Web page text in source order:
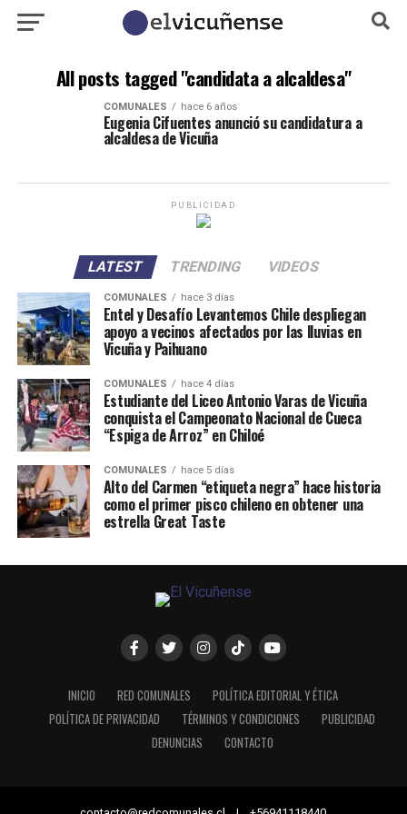
All posts tagged "candidata a alcaldesa"
COMUNALES hace 6 años
Eugenia Cifuentes anunció su candidatura a
alcaldesa de Vicuña
PUBLICIDAD
LATEST TRENDING VIDEOS
COMUNALES hace 3 días
Entel y Desafío Levantemos Chile despliegan
apoyo a vecinos afectados por las lluvias en
Vicuña y Paihuano
COMUNALES hace 4 días
Estudiante del Liceo Antonio Varas de Vicuña
conquista el Campeonato Nacional de Cueca
“Espiga de Arroz” en Chiloé
COMUNALES hace 5 días
Alto del Carmen “etiqueta negra” hace historia
como el primer pisco chileno en obtener una
estrella Great Taste
INICIO RED COMUNALES
POLÍTICA EDITORIAL Y ÉTICA
POLÍTICA DE PRIVACIDAD
TÉRMINOS Y CONDICIONES
PUBLICIDAD
DENUNCIAS
CONTACTO